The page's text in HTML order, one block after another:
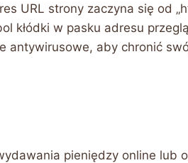
URL strony zaczyna się od
kłódki w pasku adresu
antywirusowe, aby chronić
pieniędzy online lub